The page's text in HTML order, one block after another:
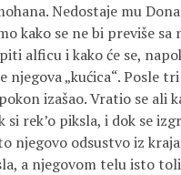
Nedostaje mu
kako se ne bi previše
alficu i kako će se,
njegova „kućica“. Posle
izašao. Vratio se ali
rek’o piksla, i dok se
njegovo odsustvo iz
a njegovom telu isto